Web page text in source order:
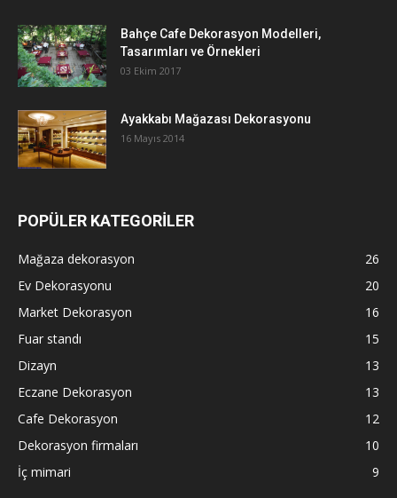
Bahçe Cafe Dekorasyon Modelleri,
Tasarımları ve Örnekleri
03 Ekim 2017
Ayakkabı Mağazası Dekorasyonu
16 Mayıs 2014
POPÜLER KATEGORİLER
Mağaza dekorasyon
26
Ev Dekorasyonu
20
Market Dekorasyon
16
Fuar standı
15
Dizayn
13
Eczane Dekorasyon
13
Cafe Dekorasyon
12
Dekorasyon firmaları
10
İç mimari
9